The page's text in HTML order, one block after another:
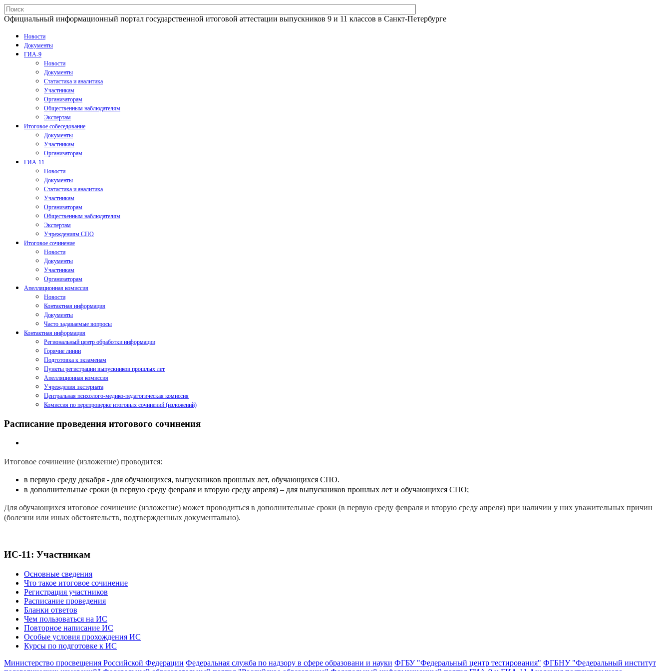
Официальный информационный портал государственной итоговой аттестации выпускников 9 и 11 классов в Санкт-Петербурге
Новости
Документы
ГИА-9
Новости
Документы
Статистика и аналитика
Участникам
Организаторам
Общественным наблюдателям
Экспертам
Итоговое собеседование
Документы
Участникам
Организаторам
ГИА-11
Новости
Документы
Статистика и аналитика
Участникам
Организаторам
Общественным наблюдателям
Экспертам
Учреждениям СПО
Итоговое сочинение
Новости
Документы
Участникам
Организаторам
Апелляционная комиссия
Новости
Контактная информация
Документы
Часто задаваемые вопросы
Контактная информация
Региональный центр обработки информации
Горячие линии
Подготовка к экзаменам
Пункты регистрации выпускников прошлых лет
Апелляционная комиссия
Учреждения экстерната
Центральная психолого-медико-педагогическая комиссия
Комиссия по перепроверке итоговых сочинений (изложений)
Расписание проведения итогового сочинения
Итоговое сочинение (изложение) проводится:
в первую среду декабря - для обучающихся, выпускников прошлых лет, обучающихся СПО.
в дополнительные сроки (в первую среду февраля и вторую среду апреля) – для выпускников прошлых лет и обучающихся СПО;
Для обучающихся итоговое сочинение (изложение) может проводиться в дополнительные сроки (в первую среду февраля и вторую среду апреля) при наличии у них уважительных причин
(болезни или иных обстоятельств, подтвержденных документально).
ИС-11: Участникам
Основные сведения
Что такое итоговое сочинение
Регистрация участников
Расписание проведения
Бланки ответов
Чем пользоваться на ИС
Повторное написание ИС
Особые условия прохождения ИС
Курсы по подготовке к ИС
Министерство просвещения Российской Федерации Федеральная служба по надзору в сфере образовани и науки ФГБУ "Федеральный центр тестирования" ФГБНУ "Федеральный институт